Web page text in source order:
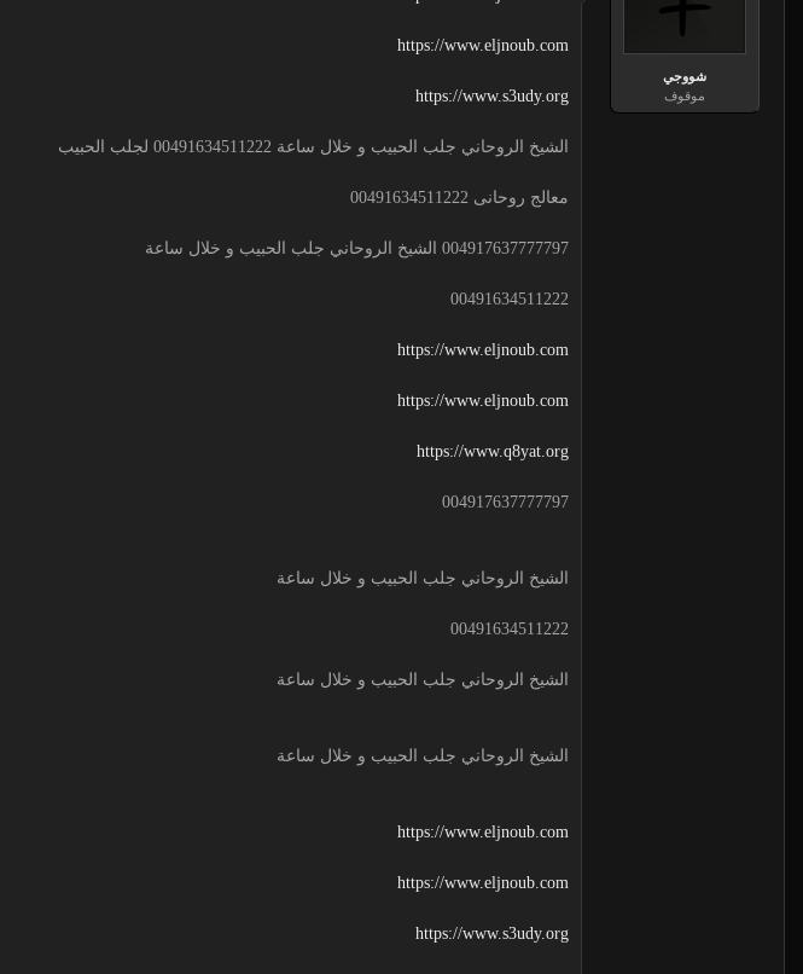
شووجي
موقوف
https://www.eljnoub.com
https://www.s3udy.org
الشيخ الروحاني جلب الحبيب و خلال ساعة 00491634511222 لجلب الحبيب
معالج روحانى 00491634511222
004917637777797 الشيخ الروحاني جلب الحبيب و خلال ساعة
00491634511222
https://www.eljnoub.com
https://www.eljnoub.com
https://www.q8yat.org
004917637777797
الشيخ الروحاني جلب الحبيب و خلال ساعة
00491634511222
الشيخ الروحاني جلب الحبيب و خلال ساعة
الشيخ الروحاني جلب الحبيب و خلال ساعة
https://www.eljnoub.com
https://www.eljnoub.com
https://www.s3udy.org